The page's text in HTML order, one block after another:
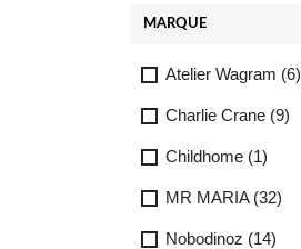
MARQUE
Atelier Wagram (6)
Charlie Crane (9)
Childhome (1)
MR MARIA (32)
Nobodinoz (14)